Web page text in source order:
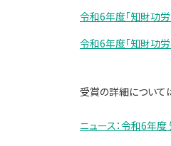
令和6年度｢知財功労
令和6年度｢知財功労
受賞の詳細について
ニュース：令和6年